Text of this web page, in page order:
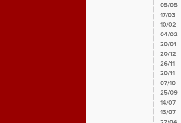
05/05
17/03
10/02
04/02
20/01
20/12
26/11
20/11
07/10
25/09
14/07
13/07